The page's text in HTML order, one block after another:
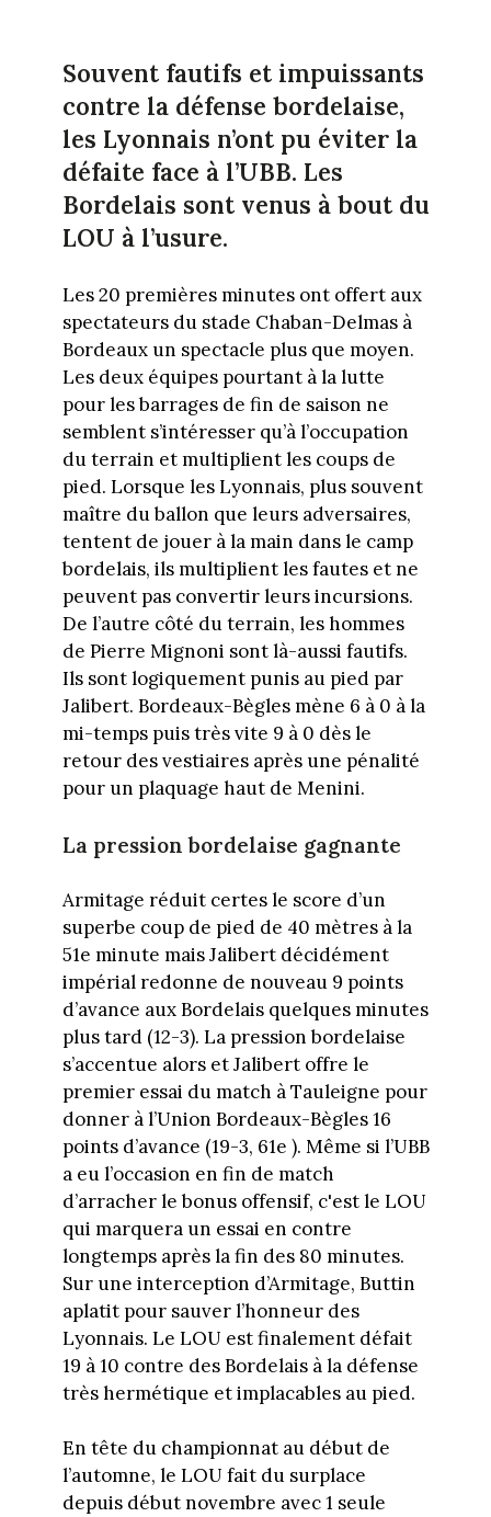
Souvent fautifs et impuissants
contre la défense bordelaise,
les Lyonnais n’ont pu éviter la
défaite face à l’UBB. Les
Bordelais sont venus à bout du
LOU à l’usure.
Les 20 premières minutes ont offert aux
spectateurs du stade Chaban-Delmas à
Bordeaux un spectacle plus que moyen.
Les deux équipes pourtant à la lutte
pour les barrages de fin de saison ne
semblent s’intéresser qu’à l’occupation
du terrain et multiplient les coups de
pied. Lorsque les Lyonnais, plus souvent
maître du ballon que leurs adversaires,
tentent de jouer à la main dans le camp
bordelais, ils multiplient les fautes et ne
peuvent pas convertir leurs incursions.
De l’autre côté du terrain, les hommes
de Pierre Mignoni sont là-aussi fautifs.
Ils sont logiquement punis au pied par
Jalibert. Bordeaux-Bègles mène 6 à 0 à la
mi-temps puis très vite 9 à 0 dès le
retour des vestiaires après une pénalité
pour un plaquage haut de Menini.
La pression bordelaise gagnante
Armitage réduit certes le score d’un
superbe coup de pied de 40 mètres à la
51e minute mais Jalibert décidément
impérial redonne de nouveau 9 points
d’avance aux Bordelais quelques minutes
plus tard (12-3). La pression bordelaise
s’accentue alors et Jalibert offre le
premier essai du match à Tauleigne pour
donner à l’Union Bordeaux-Bègles 16
points d’avance (19-3, 61e ). Même si l’UBB
a eu l’occasion en fin de match
d’arracher le bonus offensif, c'est le LOU
qui marquera un essai en contre
longtemps après la fin des 80 minutes.
Sur une interception d’Armitage, Buttin
aplatit pour sauver l’honneur des
Lyonnais. Le LOU est finalement défait
19 à 10 contre des Bordelais à la défense
très hermétique et implacables au pied.
En tête du championnat au début de
l’automne, le LOU fait du surplace
depuis début novembre avec 1 seule